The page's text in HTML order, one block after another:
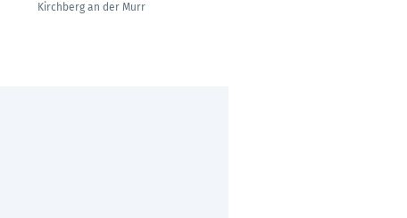
Kirchberg an der Murr